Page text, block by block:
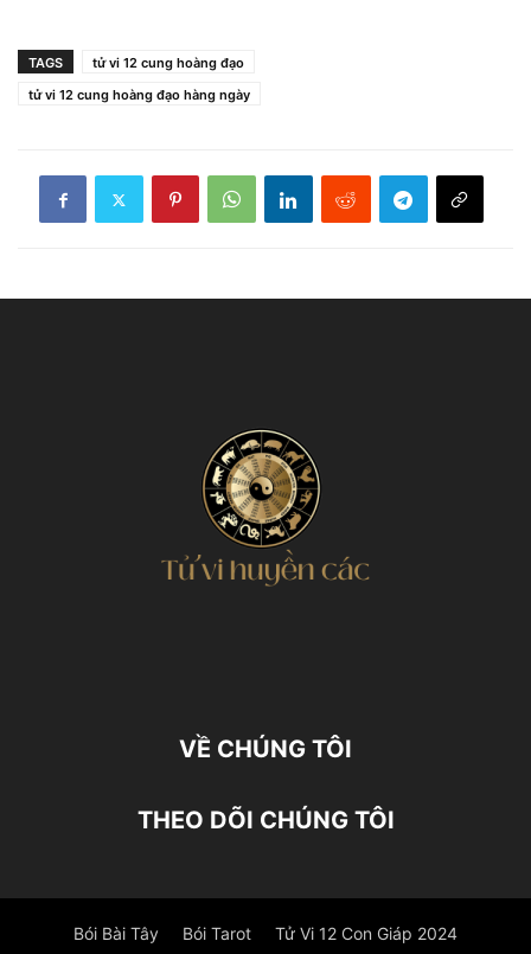
TAGS
tử vi 12 cung hoàng đạo
tử vi 12 cung hoàng đạo hàng ngày
VỀ CHÚNG TÔI
THEO DÕI CHÚNG TÔI
Bói Bài Tây Bói Tarot Tử Vi 12 Con Giáp 2024